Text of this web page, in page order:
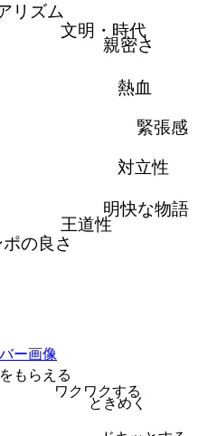
リズム
文明・時代
親密さ
熱血
緊張感
対立性
明快な物語
王道性
の良さ
もらえる
ワクワクする
ときめく